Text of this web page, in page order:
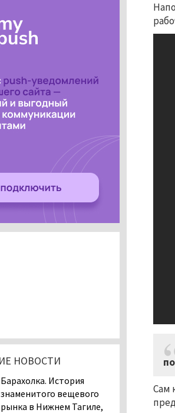
Сам
НОВОСТИ
Барахолка. История
знаменитого вещевого
рынка в Нижнем Тагиле,